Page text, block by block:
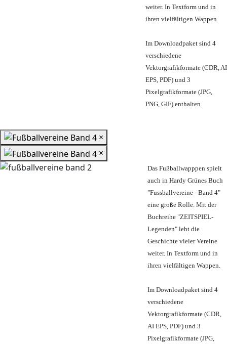
weiter. In Textform und in
ihren vielfältigen Wappen.
Im Downloadpaket sind 4
verschiedene
Vektorgrafikformate (CDR, AI
EPS, PDF) und 3
Pixelgrafikformate (JPG,
PNG, GIF) enthalten.
×
×
Das Fußballwapppen spielt
auch in Hardy Grünes Buch
"Fussballvereine - Band 4"
eine große Rolle. Mit der
Buchreihe "ZEITSPIEL-
Legenden" lebt die
Geschichte vieler Vereine
weiter. In Textform und in
ihren vielfältigen Wappen.
Im Downloadpaket sind 4
verschiedene
Vektorgrafikformate (CDR,
AI EPS, PDF) und 3
Pixelgrafikformate (JPG,